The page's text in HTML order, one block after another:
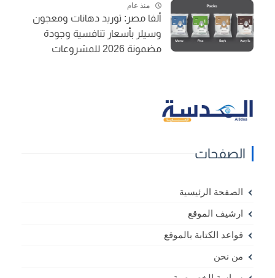
منذ عام
ألفا مصر: توريد دهانات ومعجون
وسيلر بأسعار تنافسية وجودة
مضمونة 2026 للمشروعات
الصفحات
الصفحة الرئيسية
ارشيف الموقع
قواعد الكتابة بالموقع
من نحن